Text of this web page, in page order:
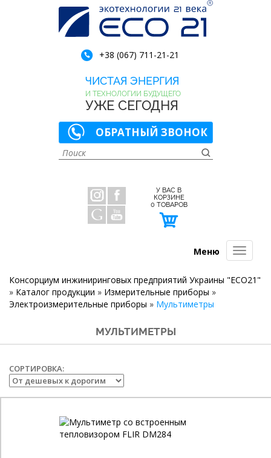
+38 (067) 711-21-21
ЧИСТАЯ ЭНЕРГИЯ
И ТЕХНОЛОГИИ БУДУЩЕГО
УЖЕ СЕГОДНЯ
ОБРАТНЫЙ ЗВОНОК
У ВАС В
КОРЗИНЕ
0 ТОВАРОВ
Меню
Консорциум инжиниринговых предприятий Украины "ECO21"
» Каталог продукции » Измерительные приборы »
Электроизмерительные приборы » Мультиметры
МУЛЬТИМЕТРЫ
СОРТИРОВКА: